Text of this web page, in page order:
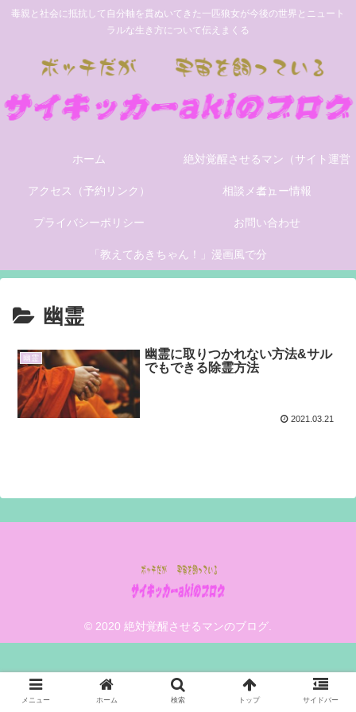
毒親と社会に抵抗して自分軸を貫ぬいてきた一匹狼女が今後の世界とニュート
ラルな生き方について伝えまくる
ホーム 絶対覚醒させるマン（サイト運営
者）
アクセス（予約リンク） 相談メニュー情報
プライバシーポリシー お問い合わせ
「教えてあきちゃん！」漫画風で分
幽霊
幽霊
幽霊に取りつかれない方法&サル
でもできる除霊方法
2021.03.21
© 2020 絶対覚醒させるマンのブログ.
メニュー ホーム 検索 トップ サイドバー